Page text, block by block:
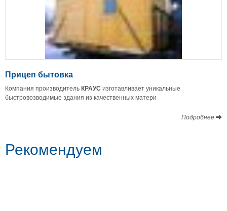
Прицеп бытовка
Компания производительКРАУС изготавливает уникальные
быстровозводимые здания из качественных матери
Подробнее
Рекомендуем